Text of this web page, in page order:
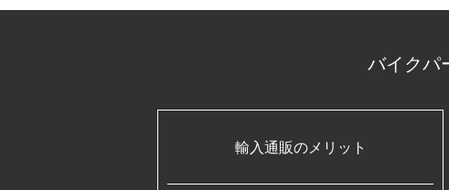
バイクパ
輸入通販のメリット